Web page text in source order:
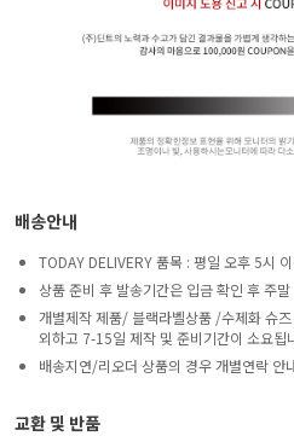
배송안내
TODAY DELIVERY 품목 : 평일 오후 5시
상품 준비 후 발송기간은 입금 확인 후 주
개별제작 제품/ 블랙라벨상품 /수제화 슈
외하고 7-15일 제작 및 준비기간이 소요됩
배송지연/리오더 상품의 경우 개별연락 안
교환 및 반품